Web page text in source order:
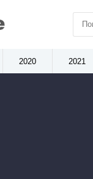
2020 2021